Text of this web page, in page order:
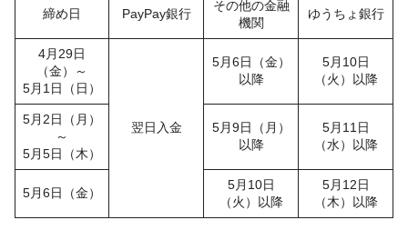
締め日 PayPay銀行
その他の金融
機関
ゆうちょ銀行
4月29日
（金）～
5月1日（日）
翌日入金
5月6日（金）
以降
5月10日
（火）以降
5月2日（月）
～
5月5日（木）
5月9日（月）
以降
5月11日
（水）以降
5月6日（金）
5月10日
（火）以降
5月12日
（木）以降